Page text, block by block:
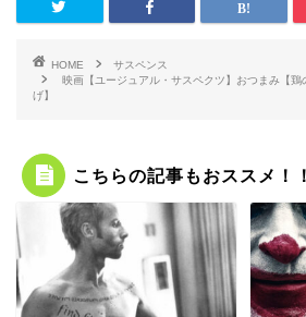
HOME
サスペンス
映画【ユージュアル・サスペクツ】おつまみ【鶏
げ
こちらの記事もおススメ！！